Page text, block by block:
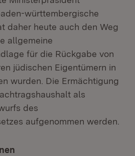
württembergische
daher heute auch den Weg
allgemeine
für die Rückgabe von
jüdischen Eigentümern in
wurden. Die Ermächtigung
als
des
aufgenommen werden.